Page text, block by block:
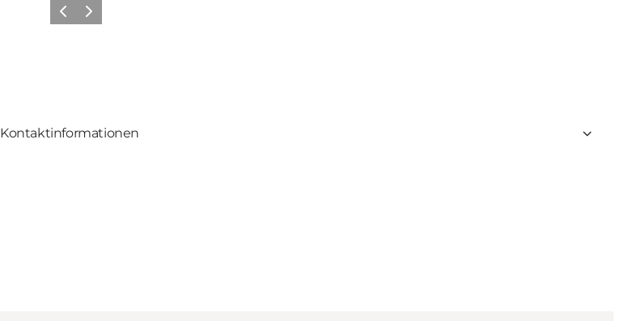
ZurückWeiter
Kontaktinformationen